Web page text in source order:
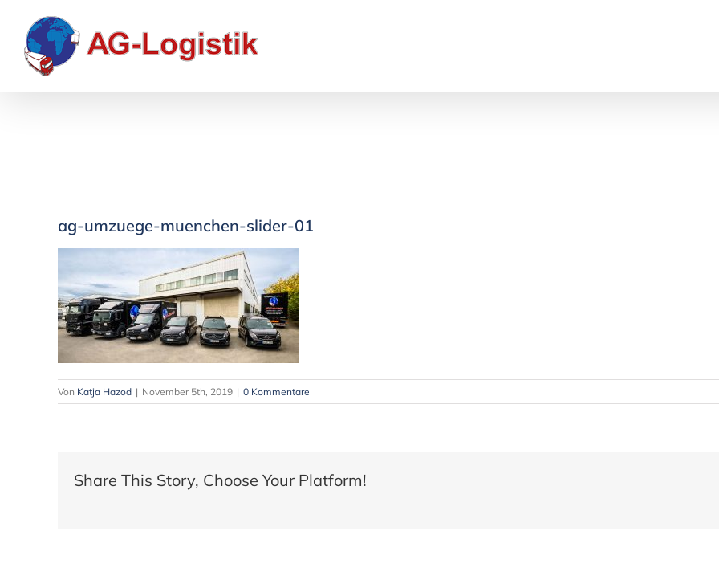
Inhalt
springen
ag-umzuege-muenchen-slider-01
Von Katja Hazod | November 5th, 2019 | 0 Kommentare
Share This Story, Choose Your Platform!